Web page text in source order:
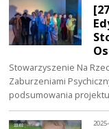
Stowarzyszenie Na
Zaburzeniami
podsumowania